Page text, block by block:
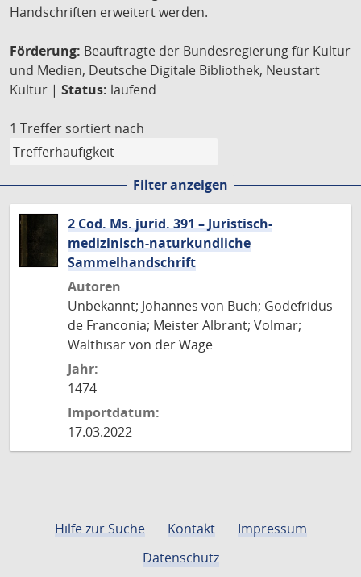
Handschriften erweitert werden.
Förderung: Beauftragte der Bundesregierung für Kultur
und Medien, Deutsche Digitale Bibliothek, Neustart
Kultur | Status: laufend
1 Treffer sortiert nach
Filter anzeigen
2 Cod. Ms. jurid. 391 – Juristisch-
medizinisch-naturkundliche
Sammelhandschrift
Autoren
Unbekannt; Johannes von Buch; Godefridus
de Franconia; Meister Albrant; Volmar;
Walthisar von der Wage
Jahr:
1474
Importdatum:
17.03.2022
Hilfe zur Suche Kontakt
Impressum
Datenschutz